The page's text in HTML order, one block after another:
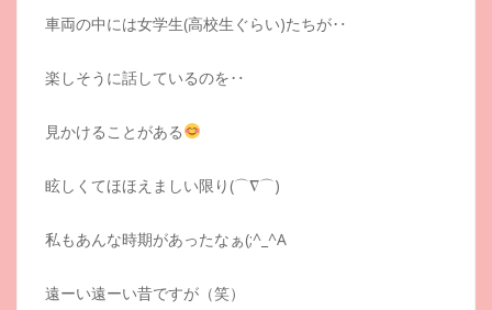
車両の中には女学生(高校生ぐらい)たちが‥
楽しそうに話しているのを‥
見かけることがある
眩しくてほほえましい限り(⌒∇⌒)
私もあんな時期があったなぁ(;^_^A
遠ーい遠ーい昔ですが（笑）